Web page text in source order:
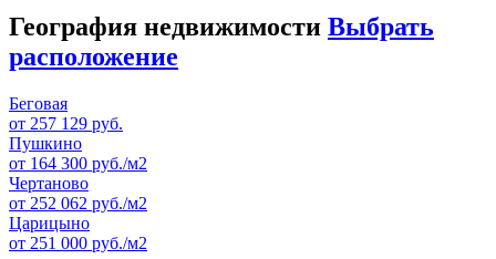
География недвижимости Выбрать
расположение
Беговая
от 257 129 руб.
Пушкино
от 164 300 руб./м2
Чертаново
от 252 062 руб./м2
Царицыно
от 251 000 руб./м2